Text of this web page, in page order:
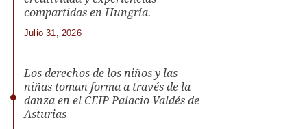
compartidas en Hungría.
Julio 31, 2026
Los derechos de los niños y las
niñas toman forma a través de la
danza en el CEIP Palacio Valdés de
Asturias